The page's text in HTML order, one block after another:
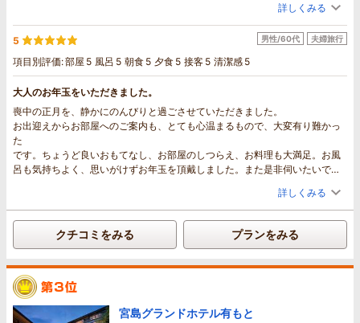
くださいました。部屋はとても広く、家族5人で泊まるには広すぎるくらいで
した！部屋が2階だったので階段が心配でしたが、特に困ることはなかったで
す。中庭がとても綺麗な旅館でした。温泉はこじんまりとしていて、のんび
りと入ることができました。また、旅館から歩いてすぐの外湯の入浴券をい
ただけたのもありがたかったです。朝食は和食中心だったこともあり、子ど
も達はあまり箸がすすんでいないようでしたが、大人は大満足でした。日本
の朝ご飯というかんじで良かったです。食事処に、赤ちゃんの為に食卓椅子
やベビーベッドまで用意していてくださり、大変ありがたかったです。宮島
口までも車で15分かからないくらいで着き、とても便利でした。また機会が
あれば是非利用させていただきたいです。
子連れでものんびりとくつろぐことができて良かったです。ありがとうござ
いました。
詳しくみる
5
項目別評価:部屋 5 風呂 5 朝食 5 夕食 5 接客 5 清潔感 5
男性/60代 夫婦旅行
大人のお年玉をいただきました。
喪中の正月を、静かにのんびりと過ごさせていただきました。
お出迎えからお部屋へのご案内も、とても心温まるもので、大変有り難かっ
た
です。ちょうど良いおもてなし、お部屋のしつらえ、お料理も大満足。お風
呂も気持ちよく、思いがけずお年玉を頂戴しました。また是非伺いたいで
詳しくみる
クチコミをみる プランをみる
宮島グランドホテル有もと